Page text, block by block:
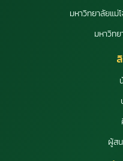
มหาวิทยาลัยแม่
มหาวิท
ผู้ส